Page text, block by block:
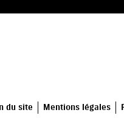
du site Mentions légales